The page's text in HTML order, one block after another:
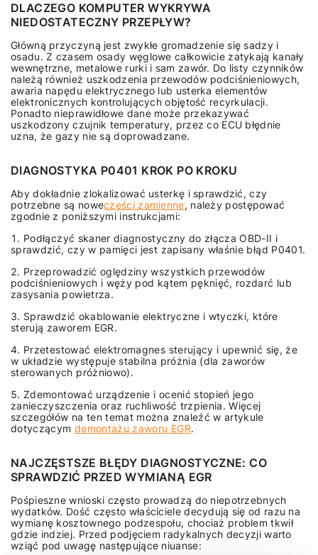
DLACZEGO KOMPUTER WYKRYWA
NIEDOSTATECZNY PRZEPŁYW?
Główną przyczyną jest zwykłe gromadzenie się sadzy i
osadu. Z czasem osady węglowe całkowicie zatykają kanały
wewnętrzne, metalowe rurki i sam zawór. Do listy czynników
należą również uszkodzenia przewodów podciśnieniowych,
awaria napędu elektrycznego lub usterka elementów
elektronicznych kontrolujących objętość recyrkulacji.
Ponadto nieprawidłowe dane może przekazywać
uszkodzony czujnik temperatury, przez co ECU błędnie
uzna, że gazy nie są doprowadzane.
DIAGNOSTYKA P0401 KROK PO KROKU
Aby dokładnie zlokalizować usterkę i sprawdzić, czy
potrzebne są noweczęści zamienne, należy postępować
zgodnie z poniższymi instrukcjami:
Podłączyć skaner diagnostyczny do złącza OBD-II i
sprawdzić, czy w pamięci jest zapisany właśnie błąd P0401.
Przeprowadzić oględziny wszystkich przewodów
podciśnieniowych i węży pod kątem pęknięć, rozdarć lub
zasysania powietrza.
Sprawdzić okablowanie elektryczne i wtyczki, które
sterują zaworem EGR.
Przetestować elektromagnes sterujący i upewnić się, że
w układzie występuje stabilna próżnia (dla zaworów
sterowanych próżniowo).
Zdemontować urządzenie i ocenić stopień jego
zanieczyszczenia oraz ruchliwość trzpienia. Więcej
szczegółów na ten temat można znaleźć w artykule
dotyczącym demontażu zaworu EGR.
NAJCZĘSTSZE BŁĘDY DIAGNOSTYCZNE: CO
SPRAWDZIĆ PRZED WYMIANĄ EGR
Pośpieszne wnioski często prowadzą do niepotrzebnych
wydatków. Dość często właściciele decydują się od razu na
wymianę kosztownego podzespołu, chociaż problem tkwił
gdzie indziej. Przed podjęciem radykalnych decyzji warto
wziąć pod uwagę następujące niuanse: